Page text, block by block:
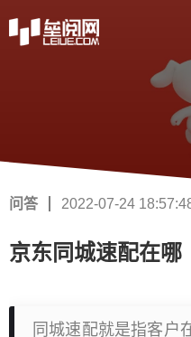
问答 2022-07-24
京东同城速配在哪
同城速配就是指客户